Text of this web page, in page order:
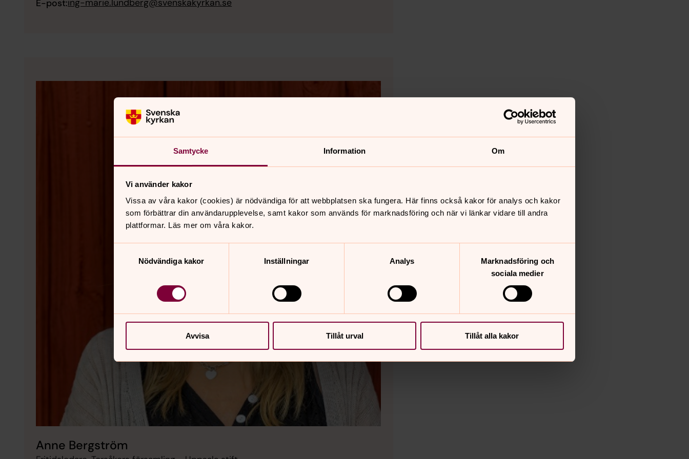
Samtycke Information Om
Vi använder kakor
Vissa av våra kakor (cookies) är nödvändiga för att webbplatsen ska fungera. Här finns också kakor för analys och kakor
som förbättrar din användarupplevelse, samt kakor som används för marknadsföring och när vi länkar vidare till andra
plattformar. Läs mer om våra kakor.
Nödvändiga kakor
Inställningar Analys
Marknadsföring och
sociala medier
Avvisa Tillåt urval Tillåt alla kakor
E-post:ing-marie.lundberg@svenskakyrkan.se
Anne Bergström